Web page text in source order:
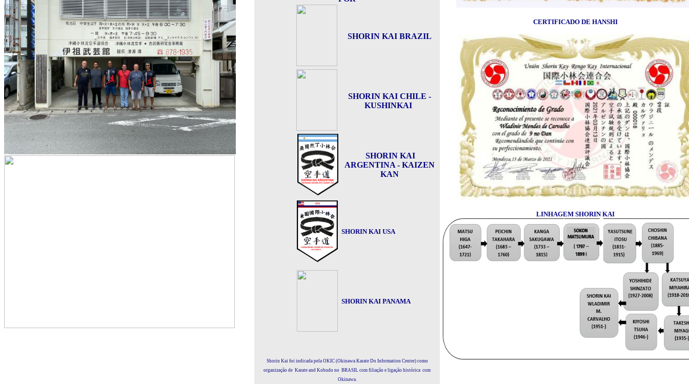
SHORIN KAI BRAZIL
SHORIN KAI CHILE -
KUSHINKAI
SHORIN KAI
ARGENTINA - KAIZEN
KAN
SHORIN KAI USA
SHORIN KAI PANAMA
Shorin Kai foi indicada pela OKIC (Okinawa Karate Do Information Center) como
organização de Karate and Kobudo no BRASIL com filiação e ligação histórica com
Okinawa.
CERTIFICADO DE HANSHI
LINHAGEM SHORIN KAI